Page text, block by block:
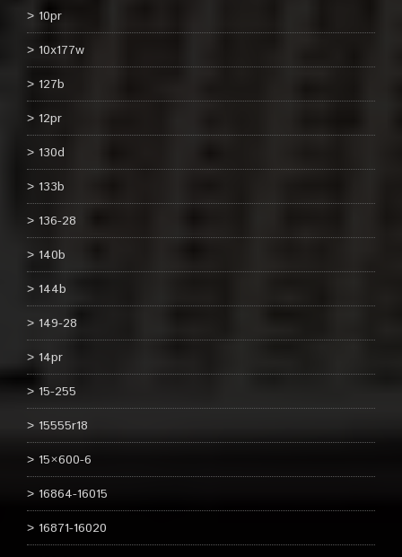
10pr
10x177w
127b
12pr
130d
133b
136-28
140b
144b
149-28
14pr
15-255
15555r18
15×600-6
16864-16015
16871-16020